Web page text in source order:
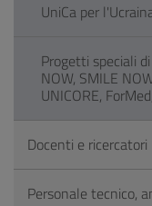
UniCa per
Progetti speciali
NOW, SMILE
UNICORE,
Docenti e ricercatori
Personale tecnico,